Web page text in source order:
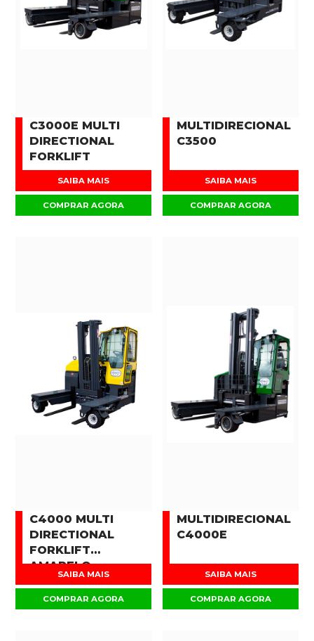
C3000E MULTI
DIRECTIONAL
FORKLIFT
SAIBA MAIS
COMPRAR AGORA
MULTIDIRECIONAL
C3500
SAIBA MAIS
COMPRAR AGORA
C4000 MULTI
DIRECTIONAL
FORKLIFT
AMARELO
SAIBA MAIS
COMPRAR AGORA
MULTIDIRECIONAL
C4000E
SAIBA MAIS
COMPRAR AGORA